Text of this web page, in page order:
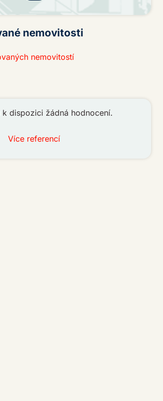
nemovitosti
nemovitostí
k dispozici žádná hodnocení.
Více referencí